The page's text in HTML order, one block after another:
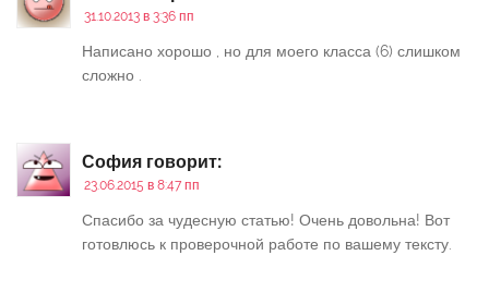
31.10.2013 в 3:36 пп
Написано хорошо , но для моего класса (6) слишком
сложно .
София говорит:
23.06.2015 в 8:47 пп
Спасибо за чудесную статью! Очень довольна! Вот
готовлюсь к проверочной работе по вашему тексту.